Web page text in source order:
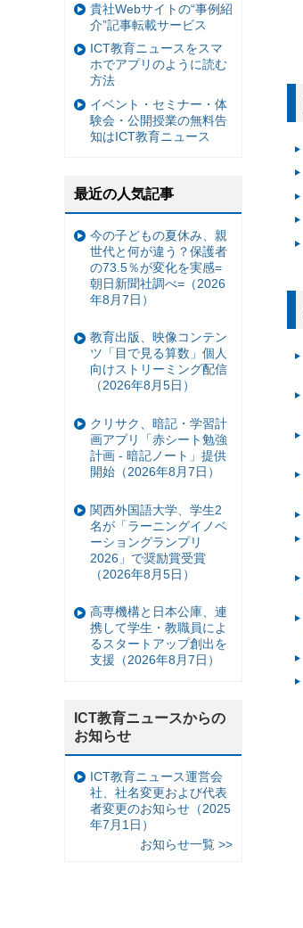
貴社Webサイトの“事例紹
介”記事転載サービス
ICT教育ニュースをスマ
ホでアプリのように読む
方法
イベント・セミナー・体
験会・公開授業の無料告
知はICT教育ニュース
最近の人気記事
今の子どもの夏休み、親
世代と何が違う？保護者
の73.5％が変化を実感=
朝日新聞社調べ=（2026
年8月7日）
教育出版、映像コンテン
ツ「目で見る算数」個人
向けストリーミング配信
（2026年8月5日）
クリサク、暗記・学習計
画アプリ「赤シート勉強
計画 - 暗記ノート」提供
開始（2026年8月7日）
関西外国語大学、学生2
名が「ラーニングイノベ
ーショングランプリ
2026」で奨励賞受賞
（2026年8月5日）
高専機構と日本公庫、連
携して学生・教職員によ
るスタートアップ創出を
支援（2026年8月7日）
ICT教育ニュースからの
お知らせ
ICT教育ニュース運営会
社、社名変更および代表
者変更のお知らせ（2025
年7月1日）
お知らせ一覧 >>